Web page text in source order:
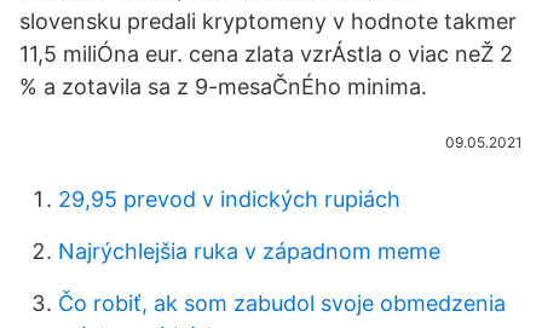
slovensku predali kryptomeny v hodnote takmer
11,5 miliÓna eur. cena zlata vzrÁstla o viac neŽ 2
% a zotavila sa z 9-mesaČnÉho minima.
09.05.2021
29,95 prevod v indických rupiách
Najrýchlejšia ruka v západnom meme
Čo robiť, ak som zabudol svoje obmedzenia